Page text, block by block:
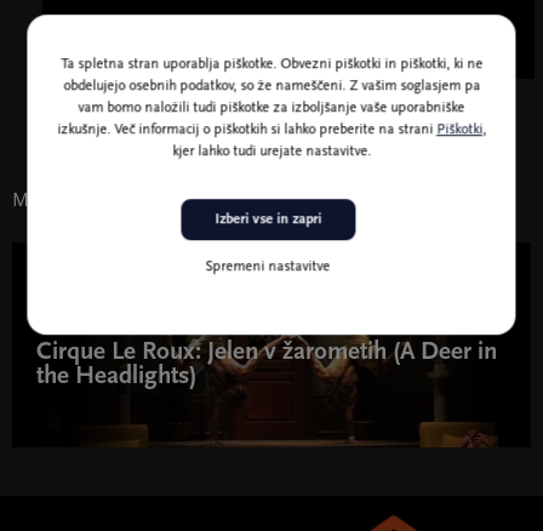
Vračam se k Aznavourju
Morda vas zanima tudi
Cirque Le Roux: Jelen v žarometih (A Deer in
the Headlights)
Ta spletna stran uporablja piškotke. Obvezni piškotki in piškotki, ki ne
obdelujejo osebnih podatkov, so že nameščeni. Z vašim soglasjem pa
vam bomo naložili tudi piškotke za izboljšanje vaše uporabniške
izkušnje. Več informacij o piškotkih si lahko preberite na strani Piškotki,
kjer lahko tudi urejate nastavitve.
Spremeni nastavitve
Izberi vse in zapri